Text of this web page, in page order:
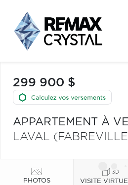
299 900 $
APPARTEMENT À
LAVAL
PHOTOS VISITE